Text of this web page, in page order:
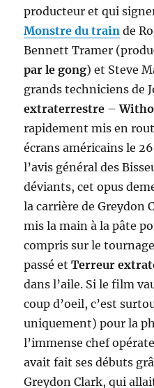
producteur et qui
Monstre du train de
Bennett Tramer
par le gong) et Steve
grands techniciens de
extraterrestre –
rapidement mis en
écrans américains le
l’avis général des
déviants, cet opus
la carrière de Greydon
mis la main à la pâte
compris sur le
passé etTerreur
dans l’aile. Si le film
coup d’oeil, c’est
uniquement) pour la
l’immense chef
avait fait ses débuts
Greydon Clark, qui